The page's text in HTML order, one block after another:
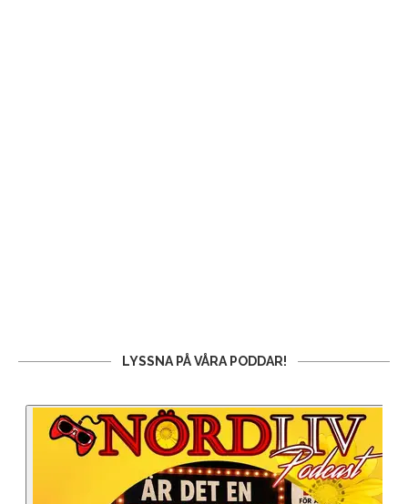
LYSSNA PÅ VÅRA PODDAR!